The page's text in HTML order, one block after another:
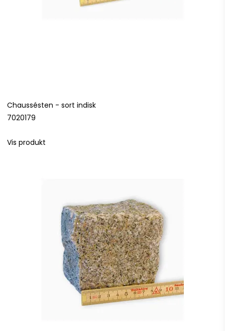
Chaussésten - sort indisk
7020179
Vis produkt